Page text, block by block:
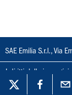
SAE Emilia S.r.l., Via
I diritti delle immagini
loro riproduzione